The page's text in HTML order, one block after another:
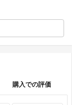
購入での評価